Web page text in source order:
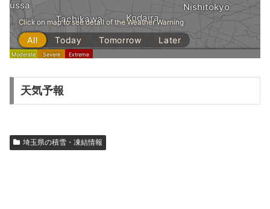
天気予報
埼玉県の積雪・凍結情報